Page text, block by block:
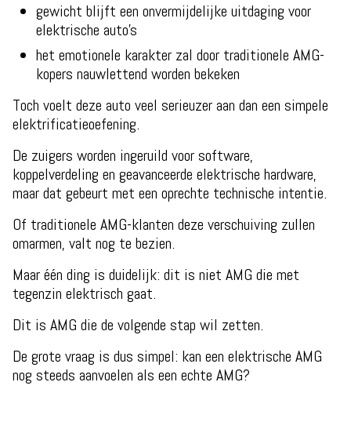
gewicht blijft een onvermijdelijke uitdaging voor
elektrische auto's
het emotionele karakter zal door traditionele AMG-
kopers nauwlettend worden bekeken
Toch voelt deze auto veel serieuzer aan dan een simpele
elektrificatieoefening.
De zuigers worden ingeruild voor software,
koppelverdeling en geavanceerde elektrische hardware,
maar dat gebeurt met een oprechte technische intentie.
Of traditionele AMG-klanten deze verschuiving zullen
omarmen, valt nog te bezien.
Maar één ding is duidelijk: dit is niet AMG die met
tegenzin elektrisch gaat.
Dit is AMG die de volgende stap wil zetten.
De grote vraag is dus simpel: kan een elektrische AMG
nog steeds aanvoelen als een echte AMG?